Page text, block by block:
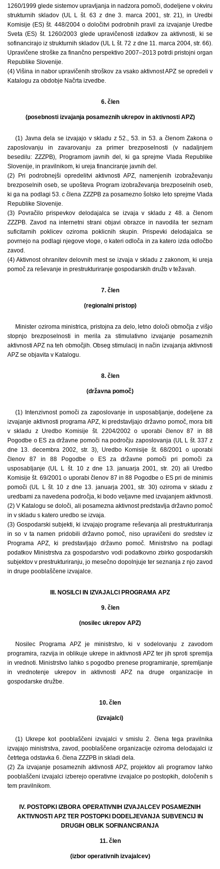
1260/1999 glede sistemov upravljanja in nadzora pomoči, dodeljene v okviru
strukturnih skladov (UL L št. 63 z dne 3. marca 2001, str. 21), in Uredbi
Komisije (ES) št. 448/2004 o določitvi podrobnih pravil za izvajanje Uredbe
Sveta (ES) št. 1260/2003 glede upravičenosti izdatkov za aktivnosti, ki se
sofinancirajo iz strukturnih skladov (UL L št. 72 z dne 11. marca 2004, str. 66).
Upravičene stroške za finančno perspektivo 2007–2013 potrdi pristojni organ
Republike Slovenije.
(4) Višina in nabor upravičenih stroškov za vsako aktivnost APZ se opredeli v
Katalogu za obdobje Načrta izvedbe.
6. člen
(posebnosti izvajanja posameznih ukrepov in aktivnosti APZ)
(1) Javna dela se izvajajo v skladu z 52., 53. in 53. a členom Zakona o
zaposlovanju in zavarovanju za primer brezposelnosti (v nadaljnjem
besedilu: ZZZPB), Programom javnih del, ki ga sprejme Vlada Republike
Slovenije, in pravilnikom, ki ureja financiranje javnih del.
(2) Pri podrobnejši opredelitvi aktivnosti APZ, namenjenih izobraževanju
brezposelnih oseb, se upošteva Program izobraževanja brezposelnih oseb,
ki ga na podlagi 53. c člena ZZZPB za posamezno šolsko leto sprejme Vlada
Republike Slovenije.
(3) Povračilo prispevkov delodajalca se izvaja v skladu z 48. a členom
ZZZPB. Zavod na internetni strani objavi obrazce in navodila ter seznam
suficitarnih poklicev oziroma poklicnih skupin. Prispevki delodajalca se
povrnejo na podlagi njegove vloge, o kateri odloča in za katero izda odločbo
zavod.
(4) Aktivnost ohranitev delovnih mest se izvaja v skladu z zakonom, ki ureja
pomoč za reševanje in prestrukturiranje gospodarskih družb v težavah.
7. člen
(regionalni pristop)
Minister oziroma ministrica, pristojna za delo, letno določi območja z višjo
stopnjo brezposelnosti in merila za stimulativno izvajanje posameznih
aktivnosti APZ na teh območjih. Obseg stimulacij in način izvajanja aktivnosti
APZ se objavita v Katalogu.
8. člen
(državna pomoč)
(1) Intenzivnost pomoči za zaposlovanje in usposabljanje, dodeljene za
izvajanje aktivnosti programa APZ, ki predstavljajo državno pomoč, mora biti
v skladu z Uredbo Komisije št. 2204/2002 o uporabi členov 87 in 88
Pogodbe o ES za državne pomoči na področju zaposlovanja (UL L št. 337 z
dne 13. decembra 2002, str. 3), Uredbo Komisije št. 68/2001 o uporabi
členov 87 in 88 Pogodbe o ES za državne pomoči pri pomoči za
usposabljanje (UL L št. 10 z dne 13. januarja 2001, str. 20) ali Uredbo
Komisije št. 69/2001 o uporabi členov 87 in 88 Pogodbe o ES pri de minimis
pomoči (UL L št. 10 z dne 13. januarja 2001, str. 30) oziroma v skladu z
uredbami za navedena področja, ki bodo veljavne med izvajanjem aktivnosti.
(2) V Katalogu se določi, ali posamezna aktivnost predstavlja državno pomoč
in v skladu s katero uredbo se izvaja.
(3) Gospodarski subjekti, ki izvajajo programe reševanja ali prestrukturiranja
in so v ta namen pridobili državno pomoč, niso upravičeni do sredstev iz
Programa APZ, ki predstavljajo državno pomoč. Ministrstvo na podlagi
podatkov Ministrstva za gospodarstvo vodi podatkovno zbirko gospodarskih
subjektov v prestrukturiranju, jo mesečno dopolnjuje ter seznanja z njo zavod
in druge pooblaščene izvajalce.
III. NOSILCI IN IZVAJALCI PROGRAMA APZ
9. člen
(nosilec ukrepov APZ)
Nosilec Programa APZ je ministrstvo, ki v sodelovanju z zavodom
programira, razvija in oblikuje ukrepe in aktivnosti APZ ter jih sproti spremlja
in vrednoti. Ministrstvo lahko s pogodbo prenese programiranje, spremljanje
in vrednotenje ukrepov in aktivnosti APZ na druge organizacije in
gospodarske družbe.
10. člen
(izvajalci)
(1) Ukrepe kot pooblaščeni izvajalci v smislu 2. člena tega pravilnika
izvajajo ministrstva, zavod, pooblaščene organizacije oziroma delodajalci iz
četrtega odstavka 6. člena ZZZPB in skladi dela.
(2) Za izvajanje posameznih aktivnosti APZ, projektov ali programov lahko
pooblaščeni izvajalci izberejo operativne izvajalce po postopkih, določenih s
tem pravilnikom.
IV. POSTOPKI IZBORA OPERATIVNIH IZVAJALCEV POSAMEZNIH
AKTIVNOSTI APZ TER POSTOPKI DODELJEVANJA SUBVENCIJ IN
DRUGIH OBLIK SOFINANCIRANJA
11. člen
(izbor operativnih izvajalcev)